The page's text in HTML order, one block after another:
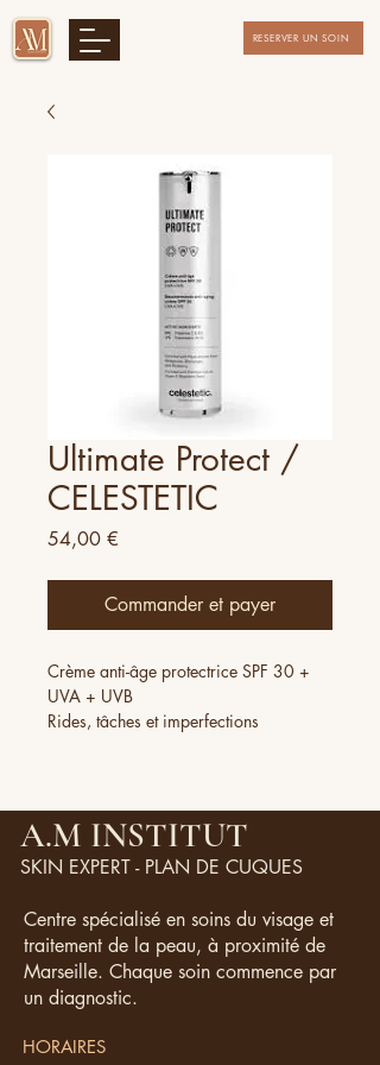
RESERVER UN SOIN
Ultimate Protect /
CELESTETIC
54,00 €
Commander et payer
Crème anti-âge protectrice SPF 30 +
UVA + UVB
Rides, tâches et imperfections
globale.
Appliquer une fois par jour le matin
Convient à tout type de peau
A.M INSTITUT
SKIN EXPERT - PLAN DE CUQUES
Centre spécialisé en soins du visage et
traitement de la peau, à proximité de
Marseille. Chaque soin commence par
un diagnostic.
HORAIRES